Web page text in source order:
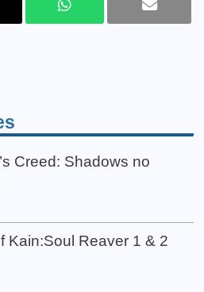
Creed: Shadows no
Kain:Soul Reaver 1 & 2